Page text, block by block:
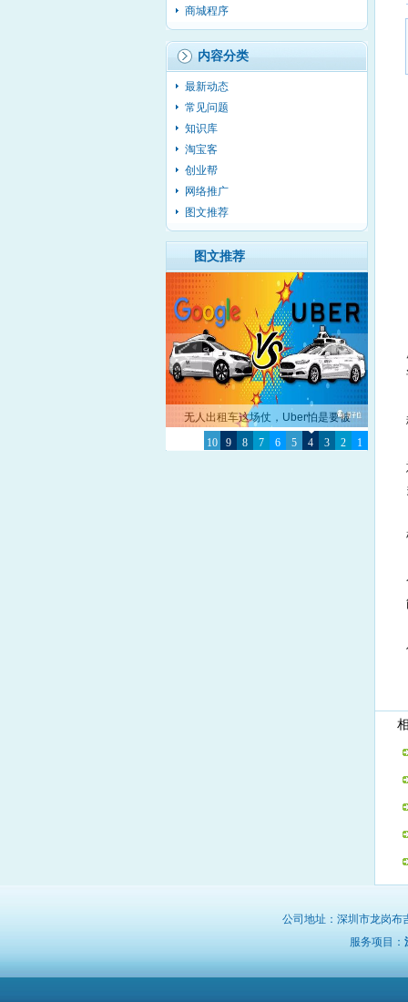
商城程序
内容分类
最新动态
常见问题
知识库
淘宝客
创业帮
网络推广
图文推荐
图文推荐
1
2
3
4
5
6
7
8
9
10
无人出租车这场仗，Uber怕是要被
Google彻底击败了
相
公司地址：深圳市龙岗布
服务项目：